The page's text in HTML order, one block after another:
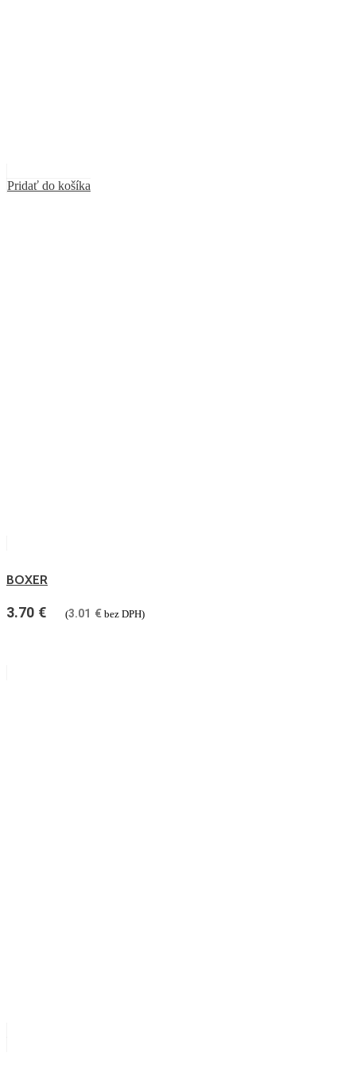
Pridať do košíka
BOXER
3.70 € (3.01 € bez DPH)